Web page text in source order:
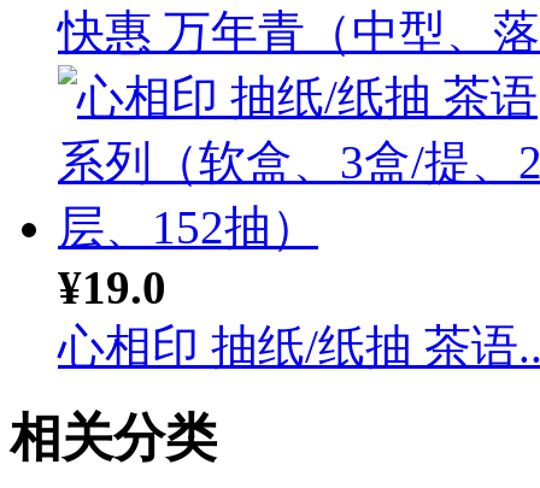
快惠 万年青（中型、
¥19.0
心相印 抽纸/纸抽 茶语
相关分类